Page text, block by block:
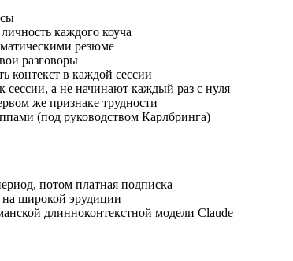
каждого коуча
резюме
разговоры
контекст в каждой сессии
а не начинают каждый раз с нуля
же признаке трудности
(под руководством Карлбринга)
потом платная подписка
широкой эрудиции
длинноконтекстной модели Claude